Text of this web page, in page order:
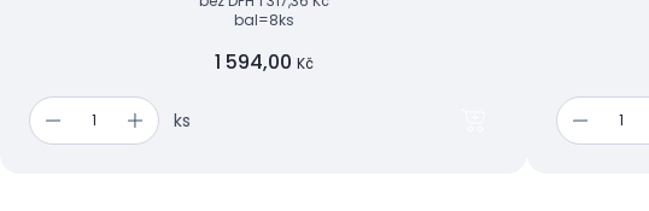
bal=8ks
1 594,00 Kč
ks